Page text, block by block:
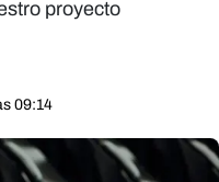
proyecto
09:14